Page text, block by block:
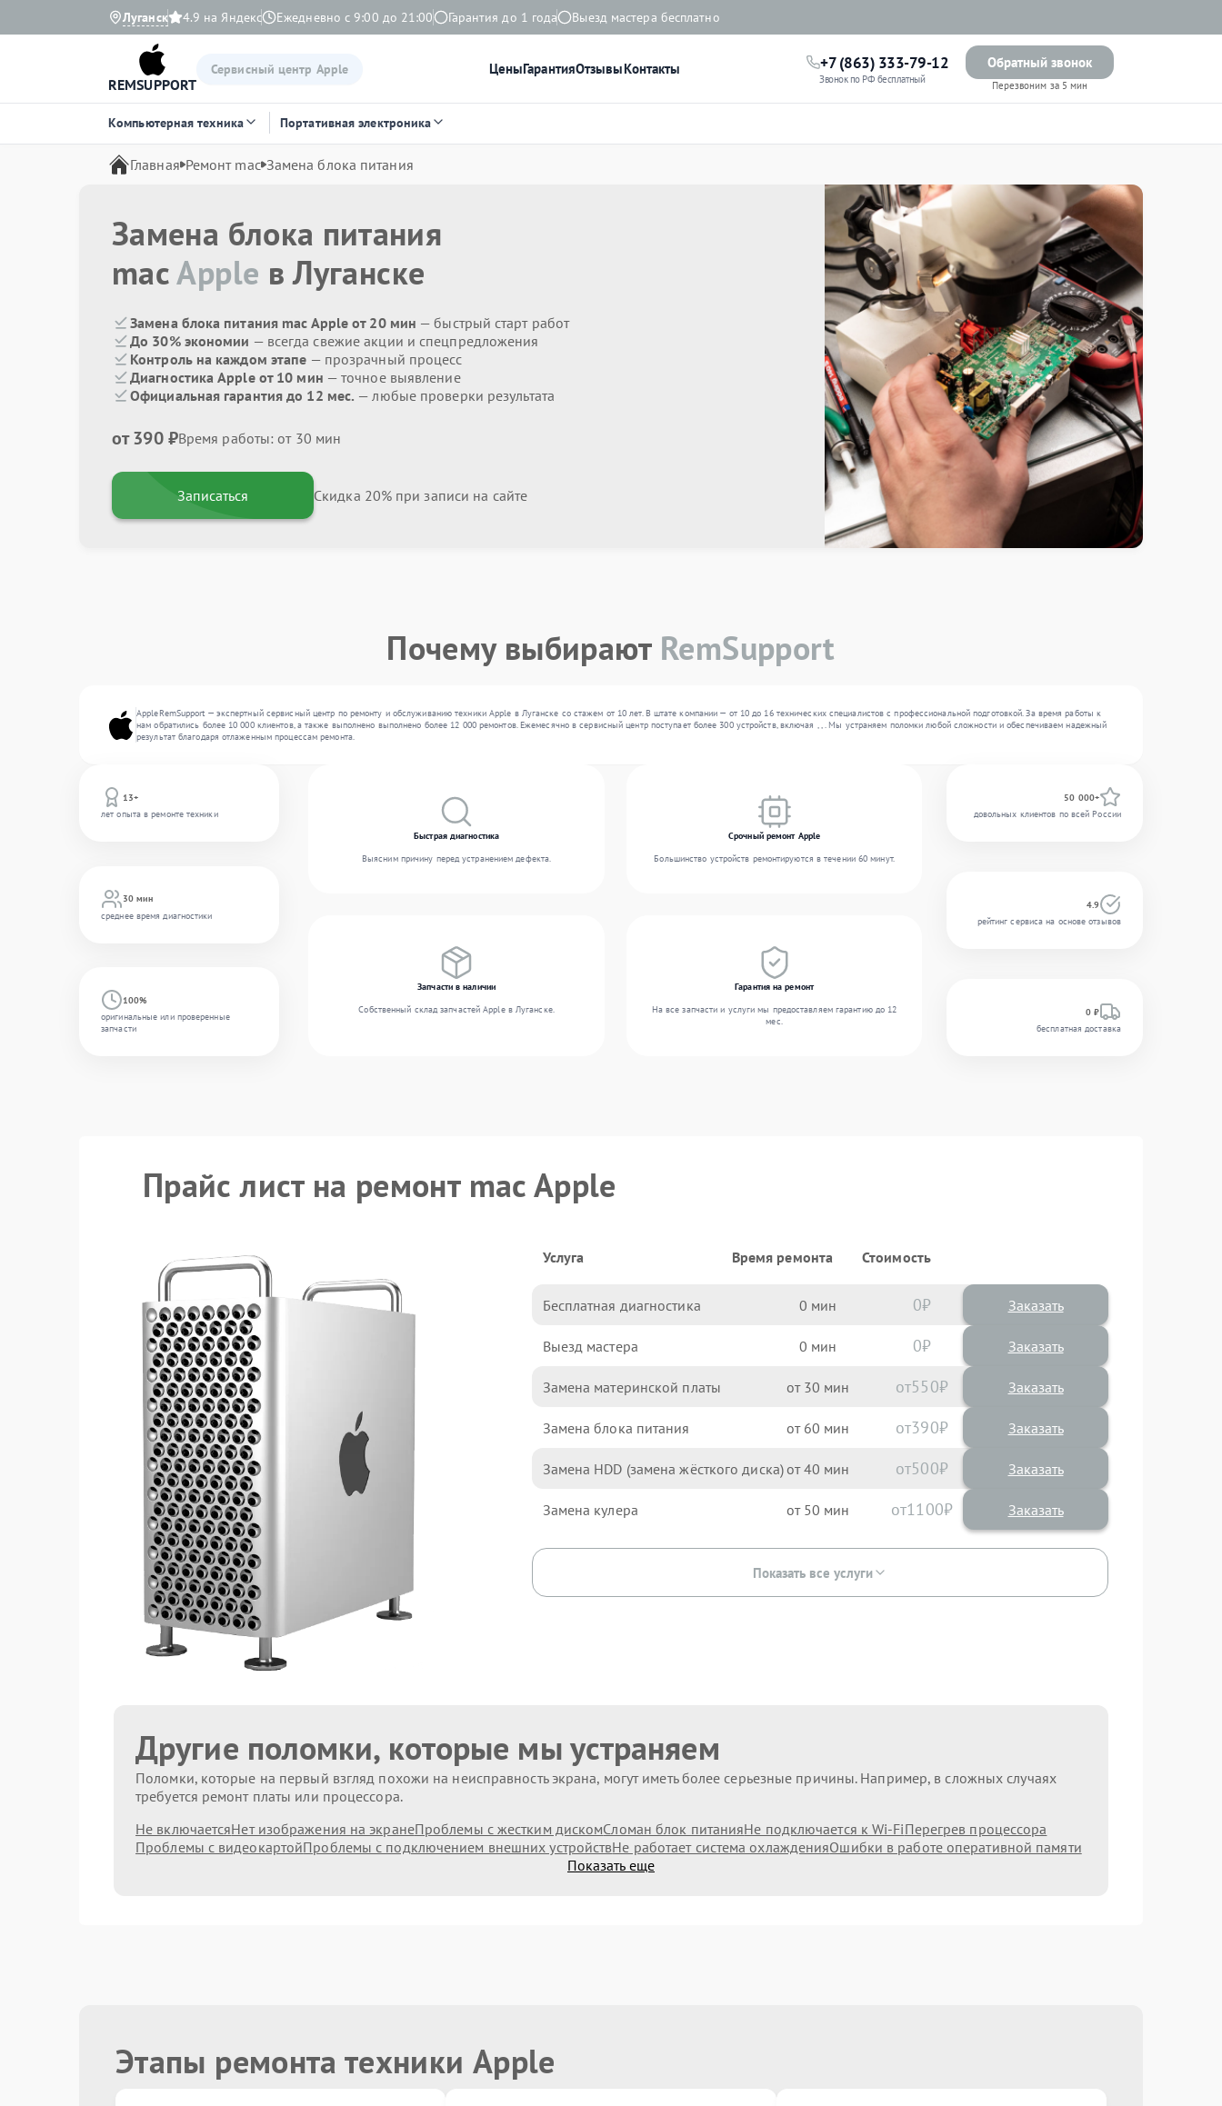
Луганск 4.9 на Яндекс Ежедневно с 9:00 до 21:00 Гарантия до 1 года Выезд мастера бесплатно
REMSUPPORT
Сервисный центр Apple ЦеныГарантияОтзывыКонтакты +7 (863) 333-79-12
Звонок по РФ бесплатный
Обратный звонок
Перезвоним за 5 мин
Компьютерная техника Портативная электроника
Главная Ремонт mac Замена блока питания
Замена блока питания
macApple в Луганске
Замена блока питания mac Apple от 20 мин — быстрый старт работ
До 30% экономии — всегда свежие акции и спецпредложения
Контроль на каждом этапе — прозрачный процесс
Диагностика Apple от 10 мин — точное выявление
Официальная гарантия до 12 мес. — любые проверки результата
от 390 ₽Время работы: от 30 мин
Записаться Скидка 20% при записи на сайте
Почему выбирают RemSupport
AppleRemSupport — экспертный сервисный центр по ремонту и обслуживанию техники Apple в Луганске со стажем от 10 лет. В штате компании — от 10 до 16 технических специалистов с профессиональной подготовкой. За время работы к
нам обратились более 10 000 клиентов, а также выполнено выполнено более 12 000 ремонтов. Ежемесячно в сервисный центр поступает более 300 устройств, включая , , . Мы устраняем поломки любой сложности и обеспечиваем надежный
результат благодаря отлаженным процессам ремонта.
13+
лет опыта в ремонте техники
30 мин
среднее время диагностики
100%
оригинальные или проверенные
запчасти
Быстрая диагностика
Выясним причину перед устранением дефекта.
Срочный ремонт Apple
Большинство устройств ремонтируются в течении 60 минут.
Запчасти в наличии
Собственный склад запчастей Apple в Луганске.
Гарантия на ремонт
На все запчасти и услуги мы предоставляем гарантию до 12
мес.
50 000+
довольных клиентов по всей России
4.9
рейтинг сервиса на основе отзывов
0 ₽
бесплатная доставка
Прайс лист на ремонт mac Apple
Услуга Время ремонта Стоимость
Бесплатная диагностика 0 0 Заказать
Выезд мастера 0 0 Заказать
Замена материнской платы 30 550
Замена блока питания 60 390
Замена HDD (замена жёсткого диска) 40 500
Замена кулера 50 1100
Показать все услуги
Другие поломки, которые мы устраняем
Поломки, которые на первый взгляд похожи на неисправность экрана, могут иметь более серьезные причины. Например, в сложных случаях
требуется ремонт платы или процессора.
Не включаетсяНет изображения на экранеПроблемы с жестким дискомСломан блок питанияНе подключается к Wi-FiПерегрев процессора
Проблемы с видеокартойПроблемы с подключением внешних устройствНе работает система охлажденияОшибки в работе оперативной памяти
Показать еще
Этапы ремонта техники Apple